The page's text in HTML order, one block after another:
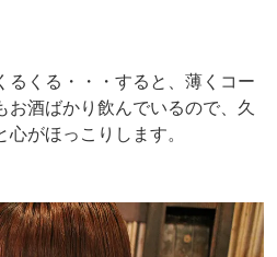
るくる・・・すると、薄くコー
お酒ばかり飲んでいるので、久
がほっこりします。